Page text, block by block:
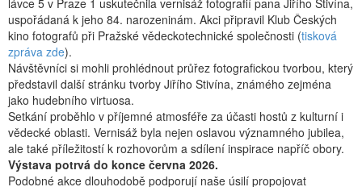
lávce 5 v Praze 1 uskutečnila vernisáž fotografií pana Jiřího Stivína,
uspořádaná k jeho 84. narozeninám. Akci připravil Klub Českých
kino fotografů při Pražské vědeckotechnické společnosti (tisková
zpráva zde).
Návštěvníci si mohli prohlédnout průřez fotografickou tvorbou, který
představil další stránku tvorby Jiřího Stivína, známého zejména
jako hudebního virtuosa.
Setkání proběhlo v příjemné atmosféře za účasti hostů z kulturní i
vědecké oblasti. Vernisáž byla nejen oslavou významného jubilea,
ale také příležitostí k rozhovorům a sdílení inspirace napříč obory.
Výstava potrvá do konce června 2026.
Podobné akce dlouhodobě podporují naše úsilí propojovat